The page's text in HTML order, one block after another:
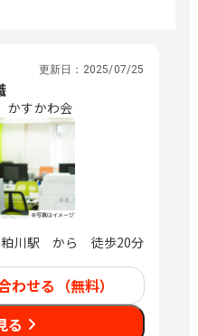
更新日： 2025/07/25
すかわ会
川駅 から 徒歩20分
わせる（無料）
る